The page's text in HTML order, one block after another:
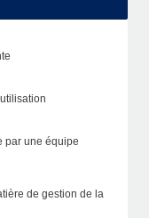
par une équipe
de gestion de la